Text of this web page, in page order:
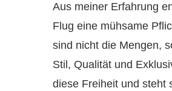
Aus meiner Erfahrung
Flug eine mühsame
sind nicht die Mengen,
Stil, Qualität und
diese Freiheit und steht